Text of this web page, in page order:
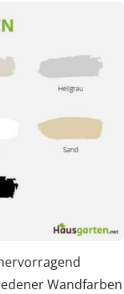
Wandfarben